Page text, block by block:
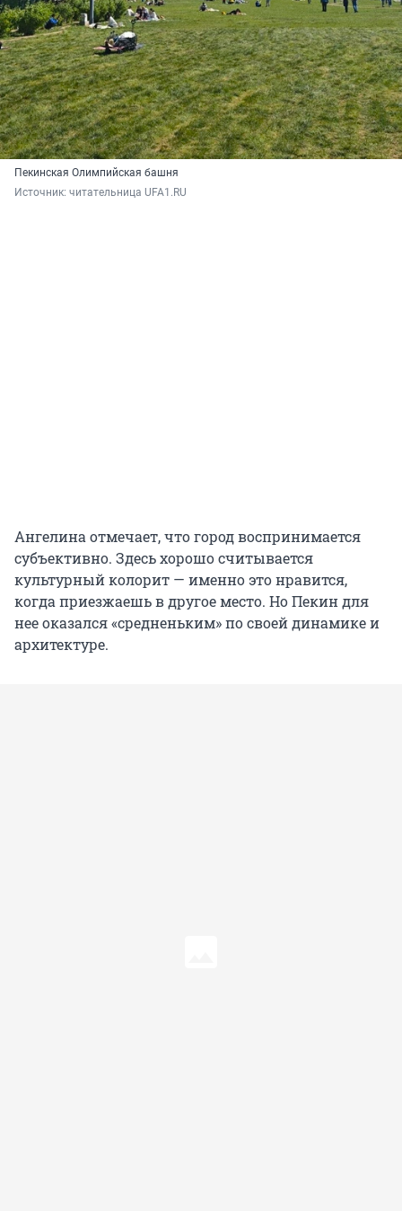
Пекинская Олимпийская башня
Источник: читательница UFA1.RU
Ангелина отмечает, что город воспринимается
субъективно. Здесь хорошо считывается
культурный колорит — именно это нравится,
когда приезжаешь в другое место. Но Пекин для
нее оказался «средненьким» по своей динамике и
архитектуре.